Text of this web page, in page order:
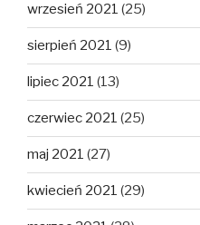
wrzesień 2021 (25)
sierpień 2021 (9)
lipiec 2021 (13)
czerwiec 2021 (25)
maj 2021 (27)
kwiecień 2021 (29)